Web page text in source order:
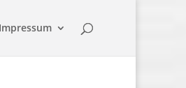
Impressum